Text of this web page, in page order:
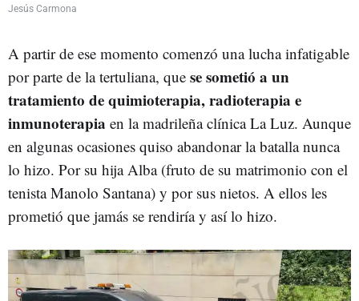
Jesús Carmona
A partir de ese momento comenzó una lucha infatigable
por parte de la tertuliana, que se sometió a un
tratamiento de quimioterapia, radioterapia e
inmunoterapia en la madrileña clínica La Luz. Aunque
en algunas ocasiones quiso abandonar la batalla nunca
lo hizo. Por su hija Alba (fruto de su matrimonio con el
tenista Manolo Santana) y por sus nietos. A ellos les
prometió que jamás se rendiría y así lo hizo.